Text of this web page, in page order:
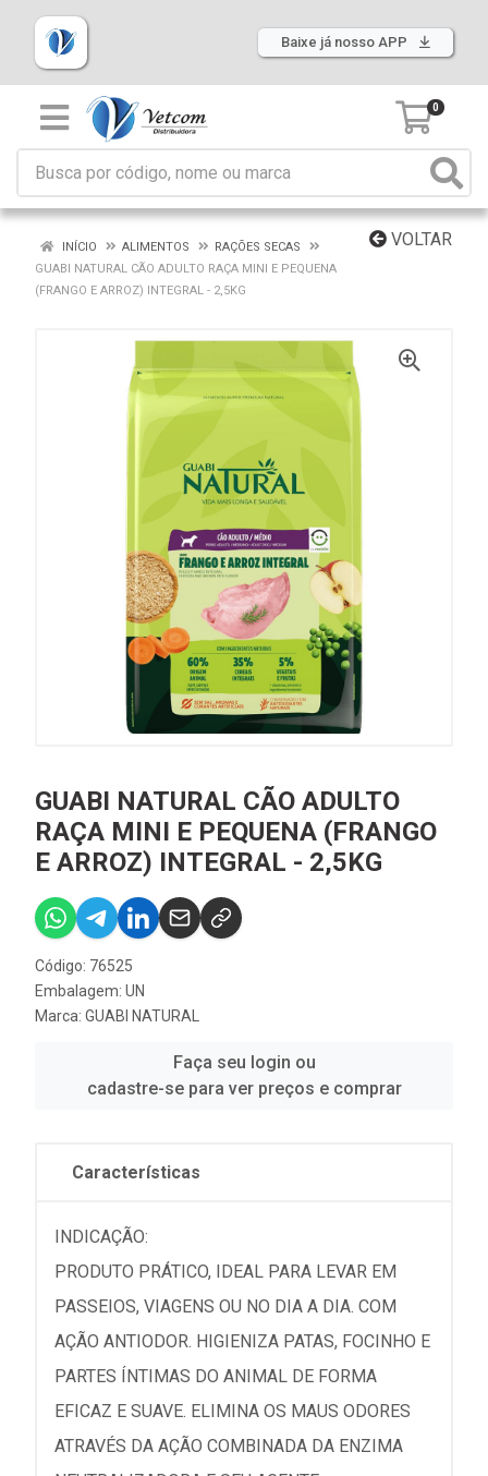
Baixe já nosso APP
0
VOLTAR
INÍCIO ALIMENTOS
RAÇÕES SECAS
GUABI NATURAL CÃO ADULTO RAÇA MINI E PEQUENA
(FRANGO E ARROZ) INTEGRAL - 2,5KG
GUABI NATURAL CÃO ADULTO
RAÇA MINI E PEQUENA (FRANGO
E ARROZ) INTEGRAL - 2,5KG
Código: 76525
Embalagem: UN
Marca: GUABI NATURAL
Faça seu login ou
cadastre-se para ver preços e comprar
Características
INDICAÇÃO:
PRODUTO PRÁTICO, IDEAL PARA LEVAR EM
PASSEIOS, VIAGENS OU NO DIA A DIA. COM
AÇÃO ANTIODOR. HIGIENIZA PATAS, FOCINHO E
PARTES ÍNTIMAS DO ANIMAL DE FORMA
EFICAZ E SUAVE. ELIMINA OS MAUS ODORES
ATRAVÉS DA AÇÃO COMBINADA DA ENZIMA